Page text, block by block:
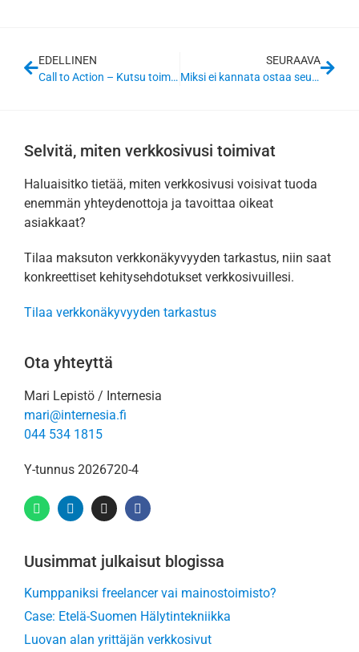
EDELLINEN
Call to Action – Kutsu toimintaan
SEURAAVA
Miksi ei kannata ostaa seuraajia sosiaalisessa mediassa?
Selvitä, miten verkkosivusi toimivat
Haluaisitko tietää, miten verkkosivusi voisivat tuoda
enemmän yhteydenottoja ja tavoittaa oikeat
asiakkaat?
Tilaa maksuton verkkonäkyvyyden tarkastus, niin saat
konkreettiset kehitysehdotukset verkkosivuillesi.
Tilaa verkkonäkyvyyden tarkastus
Ota yhteyttä
Mari Lepistö / Internesia
mari@internesia.fi
044 534 1815
Y-tunnus 2026720-4
Uusimmat julkaisut blogissa
Kumppaniksi freelancer vai mainostoimisto?
Case: Etelä-Suomen Hälytintekniikka
Luovan alan yrittäjän verkkosivut